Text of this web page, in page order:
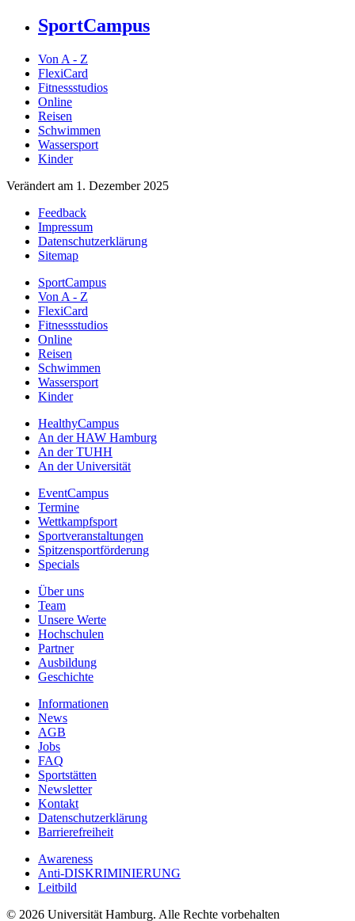
SportCampus
Von A - Z
FlexiCard
Fitnessstudios
Online
Reisen
Schwimmen
Wassersport
Kinder
Verändert am 1. Dezember 2025
Feedback
Impressum
Datenschutzerklärung
Sitemap
SportCampus
Von A - Z
FlexiCard
Fitnessstudios
Online
Reisen
Schwimmen
Wassersport
Kinder
HealthyCampus
An der HAW Hamburg
An der TUHH
An der Universität
EventCampus
Termine
Wettkampfsport
Sportveranstaltungen
Spitzensportförderung
Specials
Über uns
Team
Unsere Werte
Hochschulen
Partner
Ausbildung
Geschichte
Informationen
News
AGB
Jobs
FAQ
Sportstätten
Newsletter
Kontakt
Datenschutzerklärung
Barrierefreiheit
Awareness
Anti-DISKRIMINIERUNG
Leitbild
© 2026 Universität Hamburg. Alle Rechte vorbehalten